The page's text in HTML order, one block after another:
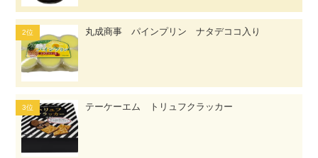
丸成商事 パインプリン ナタデココ入り
テーケーエム トリュフクラッカー